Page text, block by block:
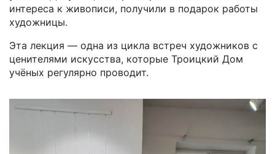
интереса к живописи, получили в подарок работы
художницы.
Эта лекция — одна из цикла встреч художников с
ценителями искусства, которые Троицкий Дом
учёных регулярно проводит.